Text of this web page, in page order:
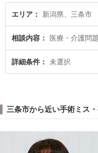
エリア 新潟県、三条市
相談内容 医療・介護問
詳細条件 未選択
三条市から近い手術ミス